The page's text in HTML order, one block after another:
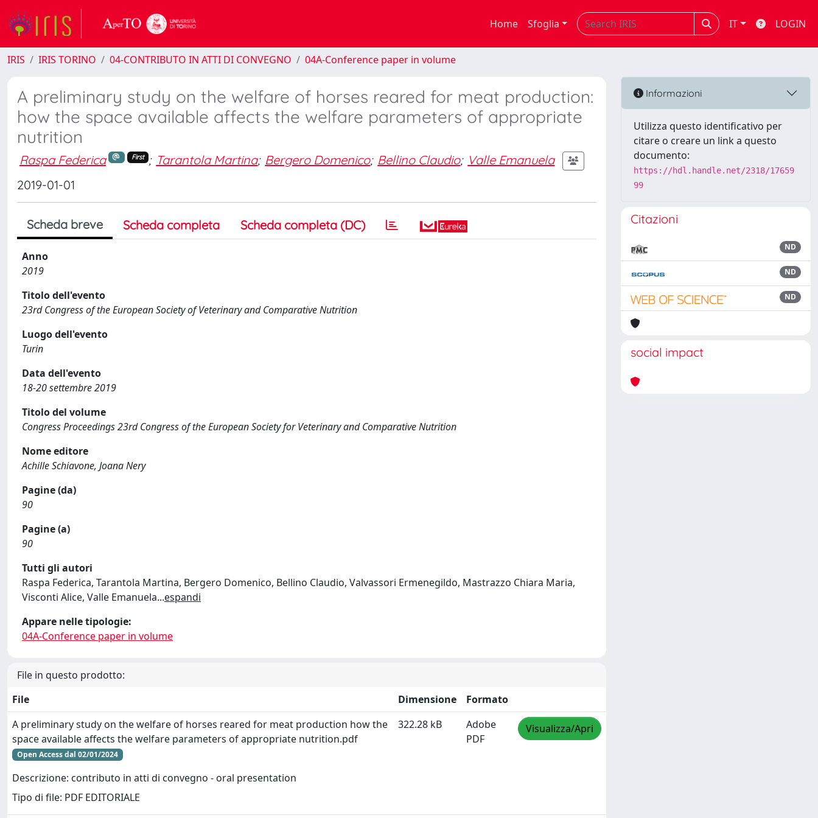
Home Sfoglia IT LOGIN
IRIS IRIS TORINO 04-CONTRIBUTO IN ATTI DI CONVEGNO 04A-Conference paper in volume
A preliminary study on the welfare of horses reared for meat production:
how the space available affects the welfare parameters of appropriate
nutrition
Raspa Federica First ; Tarantola Martina; Bergero Domenico; Bellino Claudio; Valle Emanuela
2019-01-01
Scheda breve Scheda completa Scheda completa (DC)
Anno
2019
Titolo dell'evento
23rd Congress of the European Society of Veterinary and Comparative Nutrition
Luogo dell'evento
Turin
Data dell'evento
18-20 settembre 2019
Titolo del volume
Congress Proceedings 23rd Congress of the European Society for Veterinary and Comparative Nutrition
Nome editore
Achille Schiavone, Joana Nery
Pagine (da)
90
Pagine (a)
90
Tutti gli autori
Raspa Federica, Tarantola Martina, Bergero Domenico, Bellino Claudio, Valvassori Ermenegildo, Mastrazzo Chiara Maria,
Visconti Alice, Valle Emanuela...espandi
Appare nelle tipologie:
04A-Conference paper in volume
File in questo prodotto:
File
Dimensione
Formato
A preliminary study on the welfare of horses reared for meat production how the
space available affects the welfare parameters of appropriate nutrition.pdf
Open Access dal 02/01/2024
Descrizione: contributo in atti di convegno - oral presentation
Tipo di file: PDF EDITORIALE
322.28 kB
Adobe
PDF
Visualizza/Apri
Informazioni
Utilizza questo identificativo per
citare o creare un link a questo
documento:
https://hdl.handle.net/2318/17659
99
Citazioni
ND
ND
ND
social impact